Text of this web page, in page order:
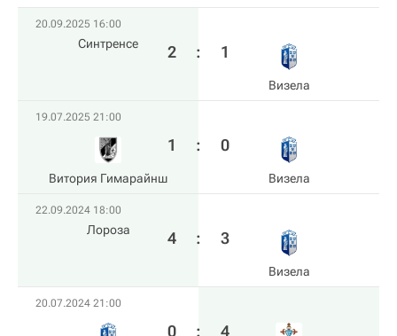
20.09.2025 16:00
Синтренсе 2 : 1
Визела
19.07.2025 21:00
Витория Гимарайнш
1 : 0
Визела
22.09.2024 18:00
Лороза 4 : 3
Визела
20.07.2024 21:00
0 : 4